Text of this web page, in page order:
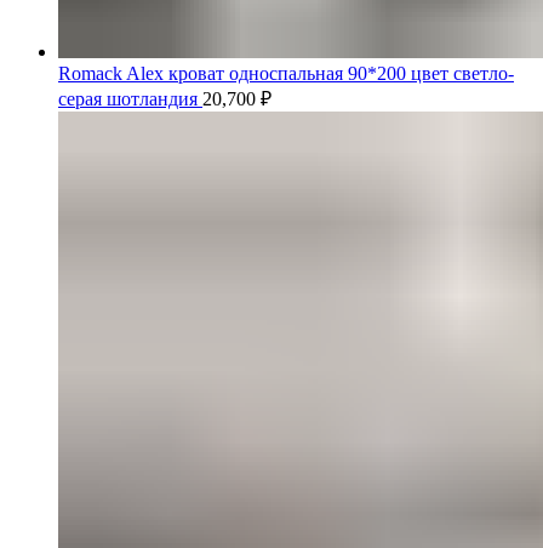
Romack Alex кроват односпальная 90*200 цвет светло-
серая шотландия 20,700 ₽